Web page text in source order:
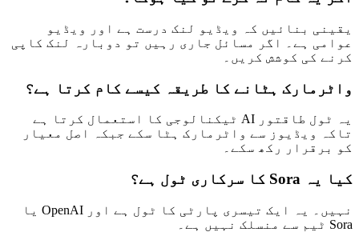
یقینی بنائیں کہ ویڈیو لنک درست ہے اور ویڈیو
عوامی ہے۔ اگر مسائل جاری رہیں تو دوبارہ لنک کاپی
کرنے کی کوشش کریں۔
واٹرمارک ہٹانے کا طریقہ کیسے کام کرتا ہے؟
یہ ٹول طاقتور AI ٹیکنالوجی کا استعمال کرتا ہے
تاکہ ویڈیوز سے واٹرمارک ہٹا سکے جبکہ اصل معیار
کو برقرار رکھ سکے۔
کیا یہ Sora کا سرکاری ٹول ہے؟
نہیں۔ یہ ایک تیسری پارٹی کا ٹول ہے اور OpenAI یا
Sora ٹیم سے منسلک نہیں ہے۔